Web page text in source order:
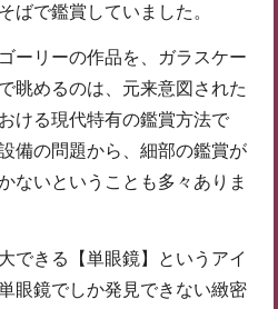
ばで鑑賞していました。
ーリーの作品を、ガラスケー
眺めるのは、元来意図された
ける現代特有の鑑賞方法で
備の問題から、細部の鑑賞が
ないということも多々ありま
できる【単眼鏡】というアイ
眼鏡でしか発見できない緻密